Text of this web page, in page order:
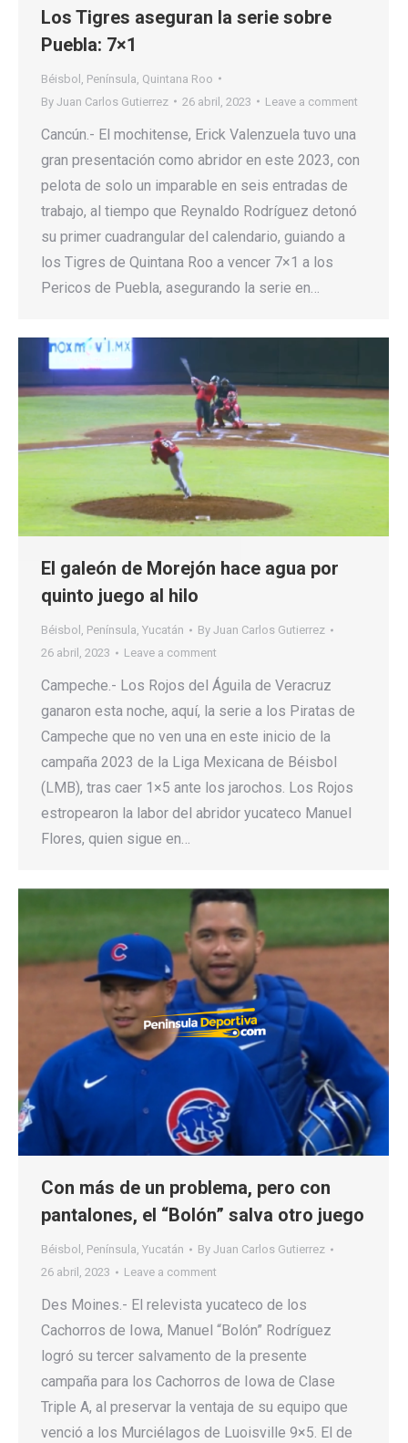
Los Tigres aseguran la serie sobre
Puebla: 7×1
Béisbol Península Quintana Roo
By Juan Carlos Gutierrez 26 abril, 2023 Leave a comment
Cancún.- El mochitense, Erick Valenzuela tuvo una
gran presentación como abridor en este 2023, con
pelota de solo un imparable en seis entradas de
trabajo, al tiempo que Reynaldo Rodríguez detonó
su primer cuadrangular del calendario, guiando a
los Tigres de Quintana Roo a vencer 7×1 a los
Pericos de Puebla, asegurando la serie en…
El galeón de Morejón hace agua por
quinto juego al hilo
Béisbol , Península, Yucatán By Juan Carlos Gutierrez
26 abril, 2023
Leave a comment
Campeche.- Los Rojos del Águila de Veracruz
ganaron esta noche, aquí, la serie a los Piratas de
Campeche que no ven una en este inicio de la
campaña 2023 de la Liga Mexicana de Béisbol
(LMB), tras caer 1×5 ante los jarochos. Los Rojos
estropearon la labor del abridor yucateco Manuel
Flores, quien sigue en…
Con más de un problema, pero con
pantalones, el “Bolón” salva otro juego
Béisbol , Península, Yucatán By Juan Carlos Gutierrez
26 abril, 2023
Leave a comment
Des Moines.- El relevista yucateco de los
Cachorros de Iowa, Manuel “Bolón” Rodríguez
logró su tercer salvamento de la presente
campaña para los Cachorros de Iowa de Clase
Triple A, al preservar la ventaja de su equipo que
venció a los Murciélagos de Luoisville 9×5. El de